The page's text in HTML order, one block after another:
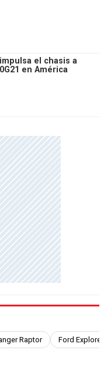
impulsa el chasis a
en América
Raptor Ford Explorer